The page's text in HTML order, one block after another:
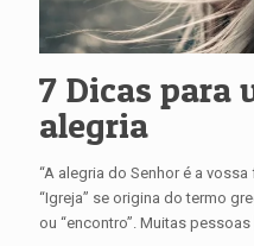
7 Dicas para
alegria
“A alegria do Senhor é a
“Igreja” se origina do termo
ou “encontro”. Muitas pessoas